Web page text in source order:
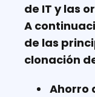
de IT y las
A
de las
clonación
Ahorro